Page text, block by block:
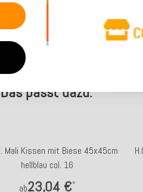
Das passt dazu:
Mali Kissen mit Biese 45x45cm
hellblau col. 16
ab23,04 €*